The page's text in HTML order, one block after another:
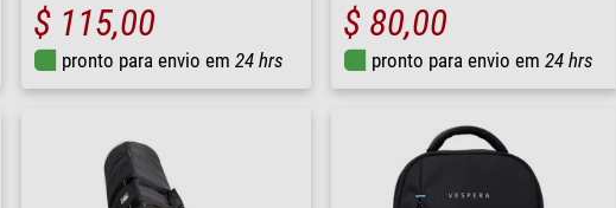
$ 115,00
pronto para envio em 24 hrs
$ 80,00
pronto para envio em 24 hrs